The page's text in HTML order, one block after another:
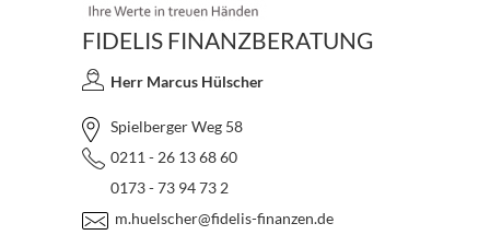
FIDELIS FINANZBERATUNG
Herr Marcus Hülscher
Spielberger Weg 58
0211 - 26 13 68 60
0173 - 73 94 73 2
m.huelscher@fidelis-finanzen.de